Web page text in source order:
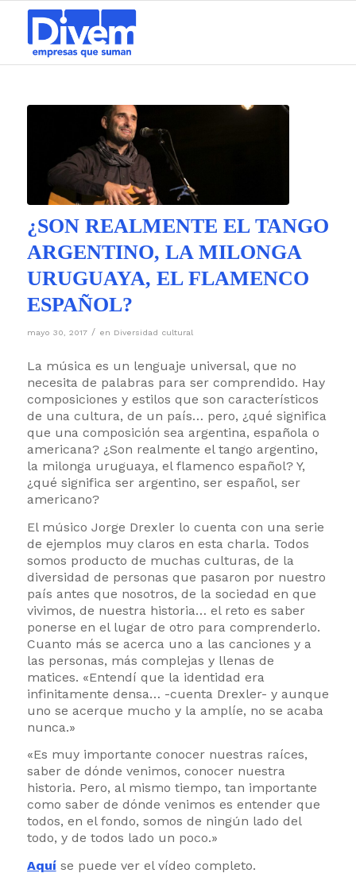
¿SON REALMENTE EL TANGO
ARGENTINO, LA MILONGA
URUGUAYA, EL FLAMENCO
ESPAÑOL?
mayo 30, 2017 / en Diversidad cultural
La música es un lenguaje universal, que no
necesita de palabras para ser comprendido. Hay
composiciones y estilos que son característicos
de una cultura, de un país… pero, ¿qué significa
que una composición sea argentina, española o
americana? ¿Son realmente el tango argentino,
la milonga uruguaya, el flamenco español? Y,
¿qué significa ser argentino, ser español, ser
americano?
El músico Jorge Drexler lo cuenta con una serie
de ejemplos muy claros en esta charla. Todos
somos producto de muchas culturas, de la
diversidad de personas que pasaron por nuestro
país antes que nosotros, de la sociedad en que
vivimos, de nuestra historia… el reto es saber
ponerse en el lugar de otro para comprenderlo.
Cuanto más se acerca uno a las canciones y a
las personas, más complejas y llenas de
matices. «Entendí que la identidad era
infinitamente densa… -cuenta Drexler- y aunque
uno se acerque mucho y la amplíe, no se acaba
nunca.»
«Es muy importante conocer nuestras raíces,
saber de dónde venimos, conocer nuestra
historia. Pero, al mismo tiempo, tan importante
como saber de dónde venimos es entender que
todos, en el fondo, somos de ningún lado del
todo, y de todos lado un poco.»
Aquíse puede ver el vídeo completo.